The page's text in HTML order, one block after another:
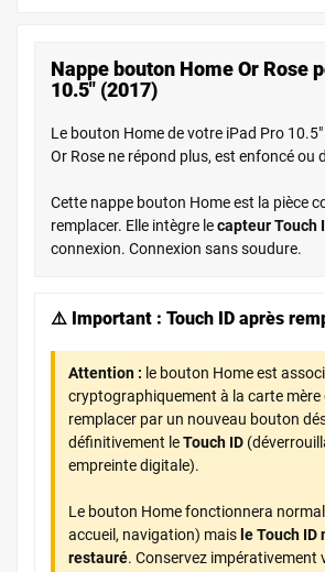
Nappe bouton Home Or Rose
10.5" (2017)
Le bouton Home de votre iPad Pro
Or Rose ne répond plus, est enfoncé ou
Cette nappe bouton Home est la pièce
remplacer. Elle intègre lecapteur Touch
connexion. Connexion sans soudure.
⚠️ Important : Touch ID après
Attention : le bouton Home est
cryptographiquement à la carte mère
remplacer par un nouveau bouton
définitivement leTouch ID
empreinte digitale).
Le bouton Home fonctionnera
accueil, navigation) mais le Touch ID
restauré. Conservez impérativement